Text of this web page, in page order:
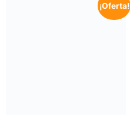
¡Oferta!
Endless Ocean Luminous,